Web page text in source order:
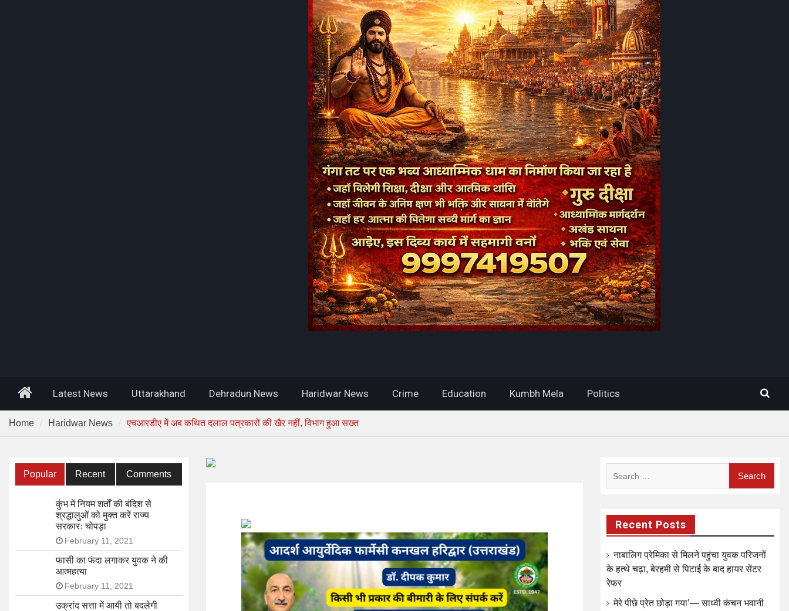
HomeLatest News Uttarakhand Dehradun News Haridwar News Crime Education Kumbh Mela Politics
Home Haridwar News एचआरडीए में अब कथित दलाल पत्रकारों की खैर नहीं, विभाग हुआ सख्त
Recent Posts
नाबालिग प्रेमिका से मिलने पहुंचा युवक परिजनों
के हत्थे चढ़ा, बेरहमी से पिटाई के बाद हायर सेंटर
रेफर
मेरे पीछे प्रेत छोड़ा गया’— साध्वी कंचन भवानी
Popular Recent Comments
कुंभ में नियम शर्तों की बंदिश से
श्रद्धालुओं को मुक्त करें राज्य
सरकारः चोपड़ा
February 11, 2021
फासी का फंदा लगाकर युवक ने की
आत्महत्या
February 11, 2021
उक्रांद सत्ता में आयी तो बदलेगी